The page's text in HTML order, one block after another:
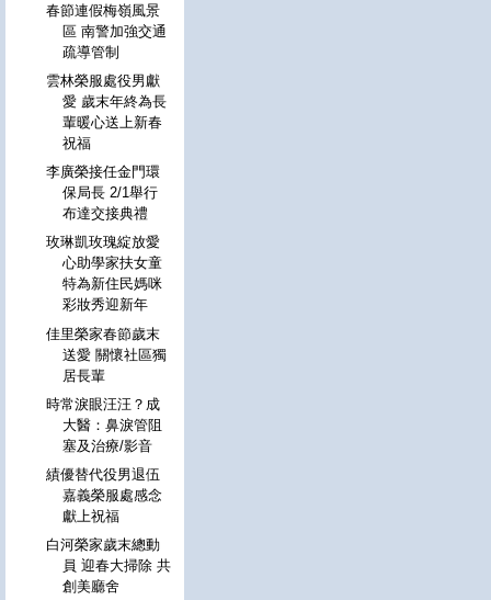
春節連假梅嶺風景
區 南警加強交通
疏導管制
雲林榮服處役男獻
愛 歲末年終為長
輩暖心送上新春
祝福
李廣榮接任金門環
保局長 2/1舉行
布達交接典禮
玫琳凱玫瑰綻放愛
心助學家扶女童
特為新住民媽咪
彩妝秀迎新年
佳里榮家春節歲末
送愛 關懷社區獨
居長輩
時常淚眼汪汪？成
大醫：鼻淚管阻
塞及治療/影音
績優替代役男退伍
嘉義榮服處感念
獻上祝福
白河榮家歲末總動
員 迎春大掃除 共
創美廳舍